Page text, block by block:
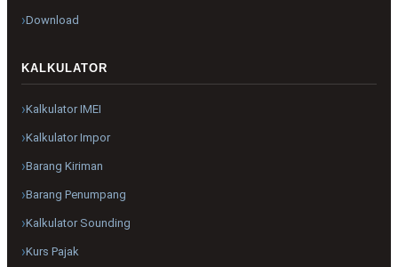
Download
KALKULATOR
Kalkulator IMEI
Kalkulator Impor
Barang Kiriman
Barang Penumpang
Kalkulator Sounding
Kurs Pajak